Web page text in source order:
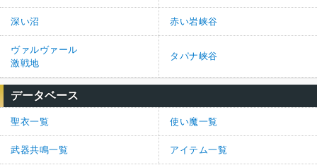
深い沼 赤い岩峡谷
ヴァルヴァール
激戦地
タパナ峡谷
データベース
聖衣一覧 使い魔一覧
武器共鳴一覧 アイテム一覧